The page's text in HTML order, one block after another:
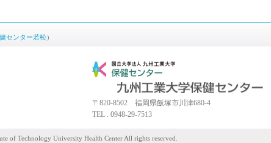
センター若松）
〒820-8502 福岡県飯塚市川津680-4
TEL . 0948-29-7513
of Technology University Health Center All rights reserved.